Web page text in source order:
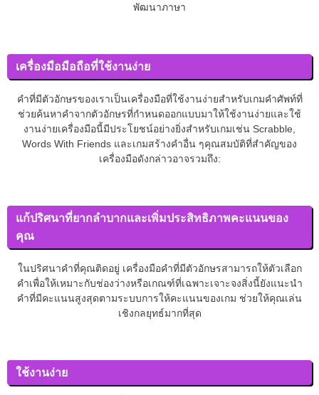
พัฒนาภาษา
เครื่องมือมือถือที่ใช้งานง่าย
คำที่มีตัวอักษรของเราเป็นเครื่องมือที่ใช้งานง่ายสำหรับเกมคำศัพท์ที่
ช่วยค้นหาคำจากตัวอักษรที่กำหนดออกแบบมาให้ใช้งานง่ายและใช้
งานง่ายเครื่องมือนี้มีประโยชน์อย่างยิ่งสำหรับเกมเช่น Scrabble,
Words With Friends และเกมสร้างคำอื่น ๆคุณสมบัติที่สำคัญของ
เครื่องมือดังกล่าวอาจรวมถึง:
แก้ปริศนาที่ยากลำบากและเพิ่มประสิทธิภาพคะแนนของ
คุณ
ในปริศนาคำที่คุณติดอยู่ เครื่องมือคำที่มีตัวอักษรสามารถให้ตัวเลือก
คำเพื่อให้เหมาะกับช่องว่างหรือเกณฑ์ที่เฉพาะเจาะจงสิ่งนี้ยังแนะนำ
คำที่มีคะแนนสูงสุดตามระบบการให้คะแนนของเกม ช่วยให้คุณเล่น
เชิงกลยุทธ์มากที่สุด
ใช้งานง่าย